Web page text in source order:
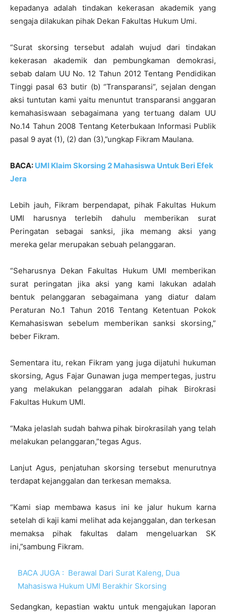
kepadanya adalah tindakan kekerasan akademik yang
sengaja dilakukan pihak Dekan Fakultas Hukum Umi.
“Surat skorsing tersebut adalah wujud dari tindakan
kekerasan akademik dan pembungkaman demokrasi,
sebab dalam UU No. 12 Tahun 2012 Tentang Pendidikan
Tinggi pasal 63 butir (b) ‘’Transparansi”, sejalan dengan
aksi tuntutan kami yaitu menuntut transparansi anggaran
kemahasiswaan sebagaimana yang tertuang dalam UU
No.14 Tahun 2008 Tentang Keterbukaan Informasi Publik
pasal 9 ayat (1), (2) dan (3),”ungkap Fikram Maulana.
BACA: UMI Klaim Skorsing 2 Mahasiswa Untuk Beri Efek
Jera
Lebih jauh, Fikram berpendapat, pihak Fakultas Hukum
UMI harusnya terlebih dahulu memberikan surat
Peringatan sebagai sanksi, jika memang aksi yang
mereka gelar merupakan sebuah pelanggaran.
“Seharusnya Dekan Fakultas Hukum UMI memberikan
surat peringatan jika aksi yang kami lakukan adalah
bentuk pelanggaran sebagaimana yang diatur dalam
Peraturan No.1 Tahun 2016 Tentang Ketentuan Pokok
Kemahasiswan sebelum memberikan sanksi skorsing,”
beber Fikram.
Sementara itu, rekan Fikram yang juga dijatuhi hukuman
skorsing, Agus Fajar Gunawan juga mempertegas, justru
yang melakukan pelanggaran adalah pihak Birokrasi
Fakultas Hukum UMI.
“Maka jelaslah sudah bahwa pihak birokrasilah yang telah
melakukan pelanggaran,”tegas Agus.
Lanjut Agus, penjatuhan skorsing tersebut menurutnya
terdapat kejanggalan dan terkesan memaksa.
“Kami siap membawa kasus ini ke jalur hukum karna
setelah di kaji kami melihat ada kejanggalan, dan terkesan
memaksa pihak fakultas dalam mengeluarkan SK
ini,”sambung Fikram.
BACA JUGA : Berawal Dari Surat Kaleng, Dua
Mahasiswa Hukum UMI Berakhir Skorsing
Sedangkan, kepastian waktu untuk mengajukan laporan